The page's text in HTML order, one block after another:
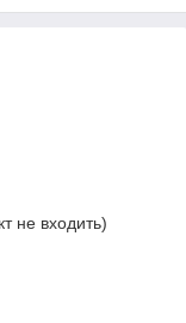
не входить)